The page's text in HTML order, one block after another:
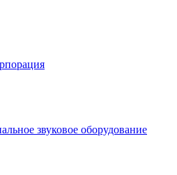
звуковое оборудование